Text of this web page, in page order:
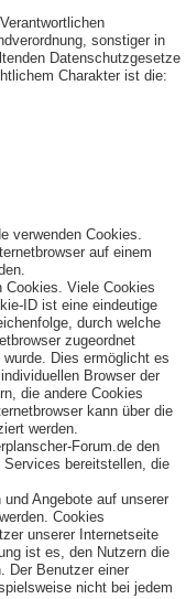
sonstiger in
Datenschutzgesetze
Charakter ist die:
verwenden Cookies.
auf einem
Cookies. Viele Cookies
ID ist eine eindeutige
durch welche
zugeordnet
Dies ermöglicht es
Browser der
die andere Cookies
kann über die
werden.
Forum.de den
Services bereitstellen, die
Angebote auf unserer
Cookies
unserer Internetseite
ist es, den Nutzern die
Der Benutzer einer
nicht bei jedem